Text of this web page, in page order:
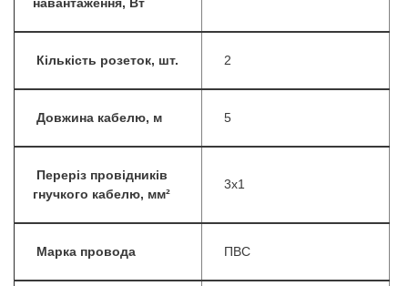
навантаження, Вт
Кількість розеток, шт. 2
Довжина кабелю, м 5
Переріз провідників
гнучкого кабелю, мм²
3х1
Марка провода ПВС